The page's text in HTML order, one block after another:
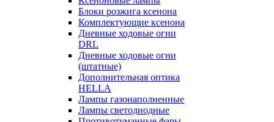
Блоки розжига ксенона
Комплектующие ксенона
Дневные ходовые огни
DRL
Дневные ходовые огни
(штатные)
Дополнительная оптика
HELLA
Лампы газонаполненные
Лампы светодиодные